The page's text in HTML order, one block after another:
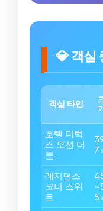
💎 객실
객실 타입
호텔 디럭
스 오션 더
블
7
레지던스
코너 스위
트
5